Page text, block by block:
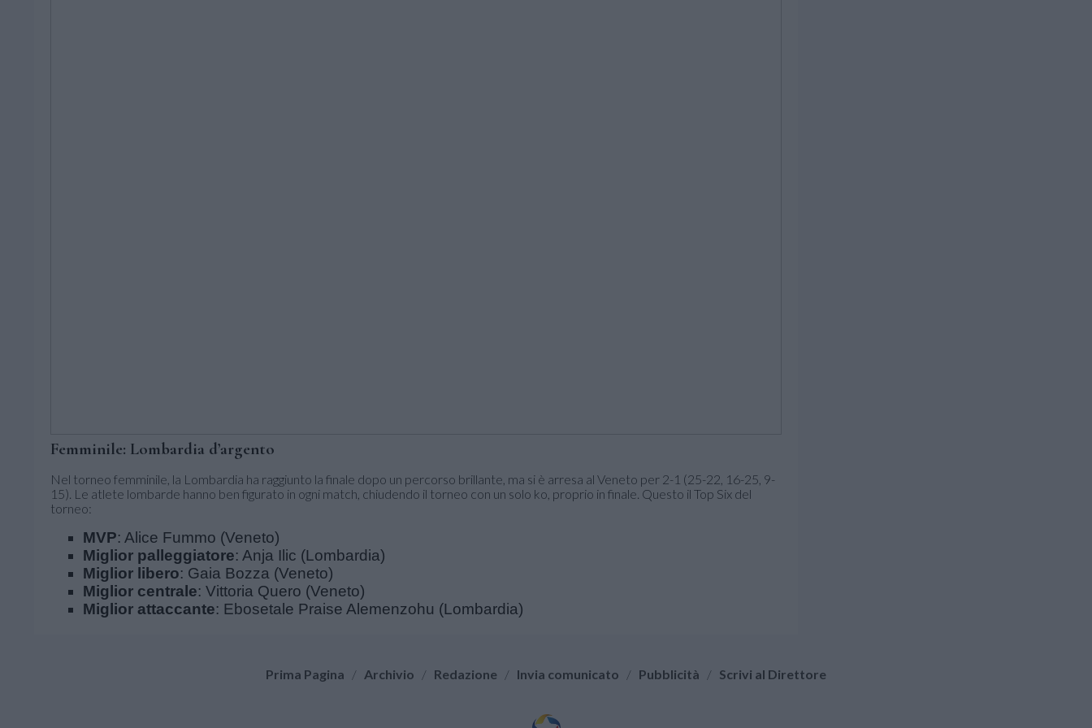
Femminile: Lombardia d’argento
Nel torneo femminile, la Lombardia ha raggiunto la finale dopo un percorso brillante, ma si è arresa al Veneto per 2-1 (25-22, 16-25, 9-
15). Le atlete lombarde hanno ben figurato in ogni match, chiudendo il torneo con un solo ko, proprio in finale. Questo il Top Six del
torneo:
MVP: Alice Fummo (Veneto)
Miglior palleggiatore: Anja Ilic (Lombardia)
Miglior libero: Gaia Bozza (Veneto)
Miglior centrale: Vittoria Quero (Veneto)
Miglior attaccante: Ebosetale Praise Alemenzohu (Lombardia)
Prima Pagina / Archivio / Redazione / Invia comunicato / Pubblicità / Scrivi al Direttore